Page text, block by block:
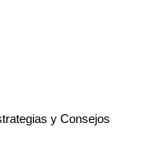
y Consejos